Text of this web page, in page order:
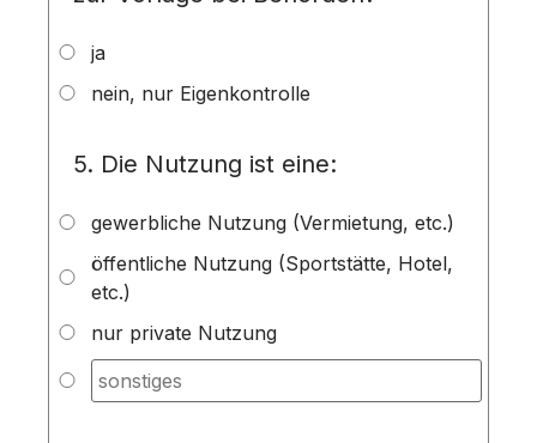
ja
nein, nur Eigenkontrolle
5. Die Nutzung ist eine:
gewerbliche Nutzung (Vermietung, etc.)
öffentliche Nutzung (Sportstätte, Hotel,
etc.)
nur private Nutzung